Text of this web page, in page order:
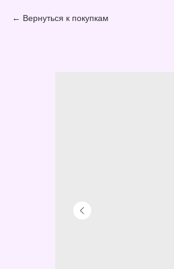
Вернуться к покупкам